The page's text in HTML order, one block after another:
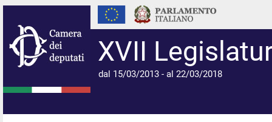
XVII
dal 15/03/2013 - al 22/03/2018